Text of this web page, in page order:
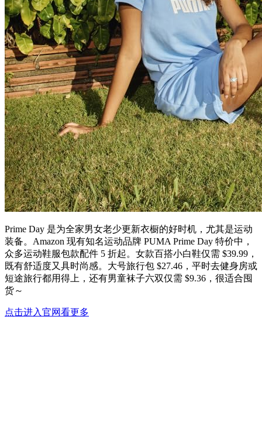
Prime Day 是为全家男女老少更新衣橱的好时机，尤其是运动
装备。Amazon 现有知名运动品牌 PUMA Prime Day 特价中，
众多运动鞋服包款配件 5 折起。女款百搭小白鞋仅需 $39.99，
既有舒适度又具时尚感。大号旅行包 $27.46，平时去健身房或
短途旅行都用得上，还有男童袜子六双仅需 $9.36，很适合囤
货～
点击进入官网看更多